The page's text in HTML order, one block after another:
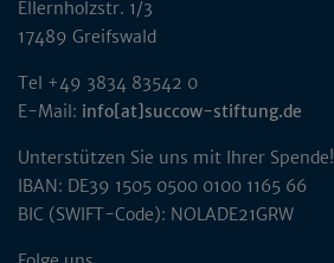
Ellernholzstr. 1/3
17489 Greifswald
Tel +49 3834 83542 0
E-Mail: info[at]succow-stiftung.de
Unterstützen Sie uns mit Ihrer Spende!
IBAN: DE39 1505 0500 0100 1165 66
BIC (SWIFT-Code): NOLADE21GRW